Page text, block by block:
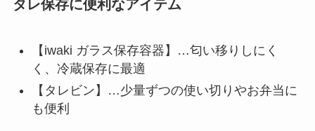
タレ保存に便利なアイテム
【iwaki ガラス保存容器】…匂い移りしにく
く、冷蔵保存に最適
【タレビン】…少量ずつの使い切りやお弁当に
も便利